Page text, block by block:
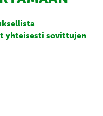
yhteisesti sovittujen